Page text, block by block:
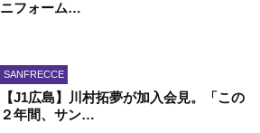
ニフォーム…
SANFRECCE
【J1広島】川村拓夢が加入会見。「この
２年間、サン…